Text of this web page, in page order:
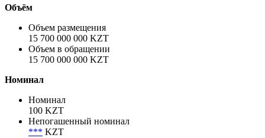
Объём
Объем размещения
15 700 000 000 KZT
Объем в обращении
15 700 000 000 KZT
Номинал
Номинал
100 KZT
Непогашенный номинал
*** KZT